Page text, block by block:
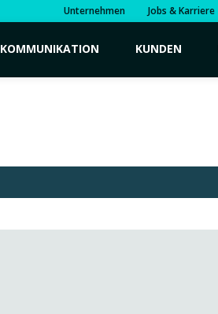
Unternehmen Jobs & Karriere
KOMMUNIKATION KUNDEN